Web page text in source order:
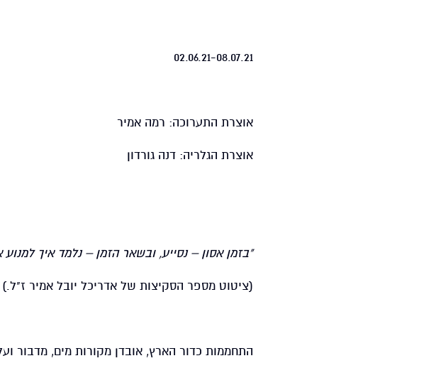
02.06.21-08.07.21
אוצרת התערוכה: רמה אמיר
אוצרת הגלריה: דנה גורדון
"בזמן אסון – נסייע, ובשאר הזמן – נלמד איך
(ציטוט מספר הסקיצות של אדריכל יובל אמיר ז"ל.)
התחממות כדור הארץ, אובדן מקורות מים, מדבור